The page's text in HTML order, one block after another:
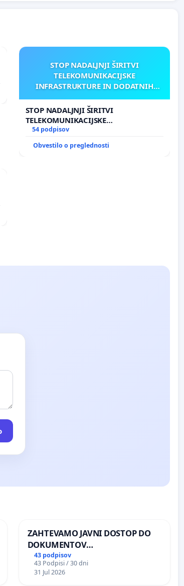
STOP NADALJNJI ŠIRITVI
TELEKOMUNIKACIJSKE
INFRASTRUKTURE IN DODATNIH
STOP NADALJNJI ŠIRITVI
TELEKOMUNIKACIJSKE
INFRASTRUKTURE IN DODATNIH
54 podpisov
Obvestilo o preglednosti
ZAHTEVAMO JAVNI DOSTOP DO
DOKUMENTOV
PARLAMENTARNIH
PREISKOVALNIH KOMISIJ O
ILEGALNI TRGOVINI Z OROŽJEM
43 podpisov
43 Podpisi / 30 dni
31 Jul 2026